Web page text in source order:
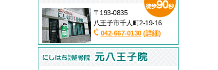
〒193-0835
八王子市千人町2-19-16
042-667-0130 (詳細)